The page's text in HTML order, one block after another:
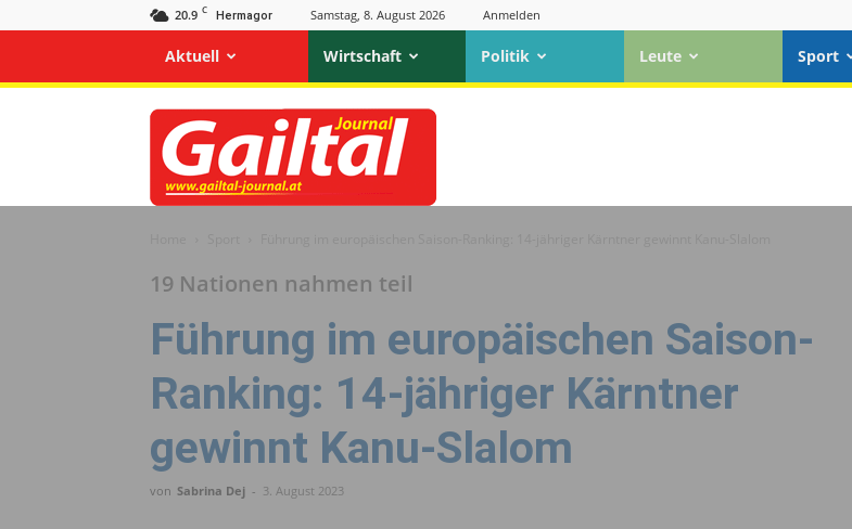
20.9 C Hermagor Samstag, 8. August 2026 Anmelden
Aktuell Wirtschaft Politik Leute Sport
Gailtal
Journal
19 Nationen nahmen teil
Führung im europäischen Saison-
Ranking: 14-jähriger Kärntner
gewinnt Kanu-Slalom
von Sabrina Dej - 3. August 2023